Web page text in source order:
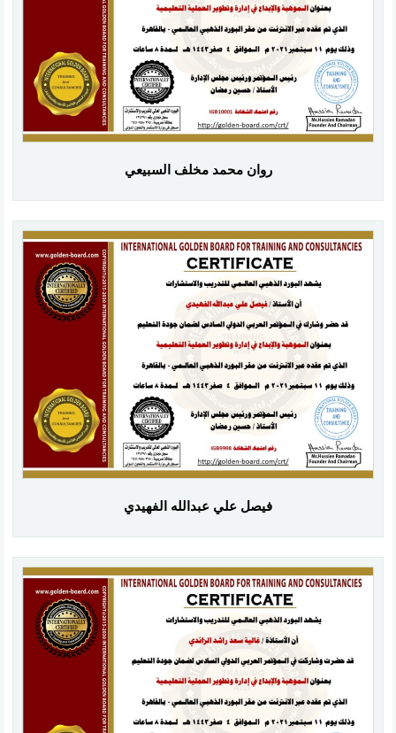
روان محمد مخلف السبيعي
فيصل علي عبدالله الفهيدي